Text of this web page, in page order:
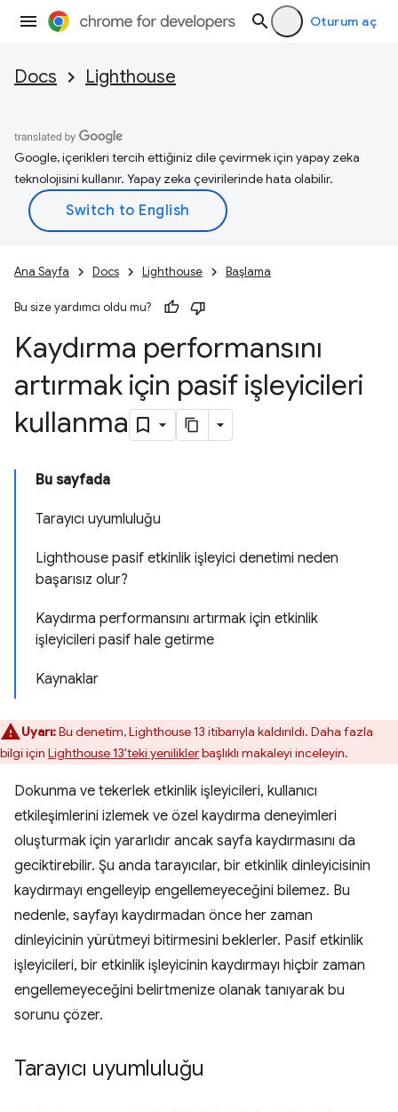
Oturum aç
Docs Lighthouse
Google, içerikleri tercih ettiğiniz dile çevirmek için yapay zeka
teknolojisini kullanır. Yapay zeka çevirilerinde hata olabilir.
Ana Sayfa Docs Lighthouse Başlama
Bu size yardımcı oldu mu?
Kaydırma performansını
artırmak için pasif işleyicileri
kullanma
Bu sayfada
Tarayıcı uyumluluğu
Lighthouse pasif etkinlik işleyici denetimi neden
başarısız olur?
Kaydırma performansını artırmak için etkinlik
işleyicileri pasif hale getirme
Kaynaklar
Uyarı:Bu denetim, Lighthouse 13 itibarıyla kaldırıldı. Daha fazla
bilgi için Lighthouse 13'teki yeniliklerbaşlıklı makaleyi inceleyin.
Dokunma ve tekerlek etkinlik işleyicileri, kullanıcı
etkileşimlerini izlemek ve özel kaydırma deneyimleri
oluşturmak için yararlıdır ancak sayfa kaydırmasını da
geciktirebilir. Şu anda tarayıcılar, bir etkinlik dinleyicisinin
kaydırmayı engelleyip engellemeyeceğini bilemez. Bu
nedenle, sayfayı kaydırmadan önce her zaman
dinleyicinin yürütmeyi bitirmesini beklerler. Pasif etkinlik
işleyicileri, bir etkinlik işleyicinin kaydırmayı hiçbir zaman
engellemeyeceğini belirtmenize olanak tanıyarak bu
sorunu çözer.
Tarayıcı uyumluluğu